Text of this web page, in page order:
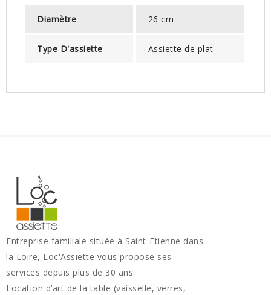
Diamètre 26 cm
Type D'assiette Assiette de plat
Entreprise familiale située à Saint-Etienne dans
la Loire, Loc'Assiette vous propose ses
services depuis plus de 30 ans.
Location d’art de la table (vaisselle, verres,